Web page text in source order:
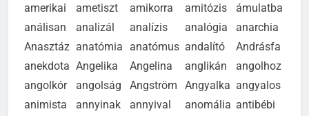
amerikai
ametiszt amikorra amitózis
ámulatba
análisan
analizál analízis analógia
anarchia
Anasztáz anatómia anatómus andalító
Andrásfa
anekdota Angelika Angelina anglikán
angolhoz
angolkór
angolság Angström Angyalka angyalos
animista
annyi­nak annyival anomália antibébi